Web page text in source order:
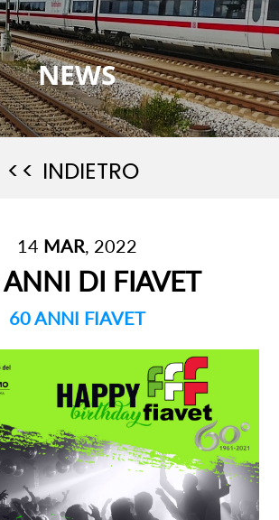
NEWS
<< INDIETRO
14 MAR, 2022
DI FIAVET
60 ANNI FIAVET